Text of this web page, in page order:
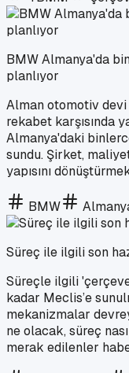
BMW Almanya'da
planlıyor
Alman otomotiv
rekabet karşısında
Almanya'daki
sundu. Şirket,
yapısını
BMW
Süreç ile ilgili son
Süreçle ilgili
kadar Meclis’e
mekanizmalar
ne olacak, süreç
merak edilenler